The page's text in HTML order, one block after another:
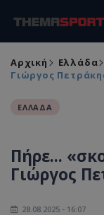
Αρχική Ελλάδα
Γιώργος
ΕΛΛΑΔΑ
Πήρε...
Γιώργος
28.08.2025 - 16:07